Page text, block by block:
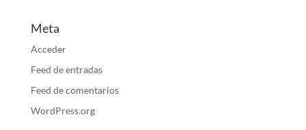
Meta
Acceder
Feed de entradas
Feed de comentarios
WordPress.org